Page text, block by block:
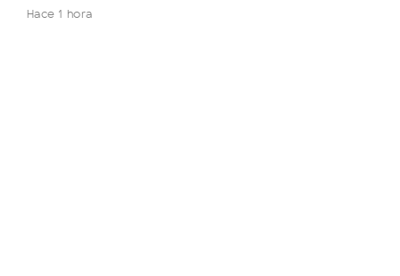
Hace 1 hora